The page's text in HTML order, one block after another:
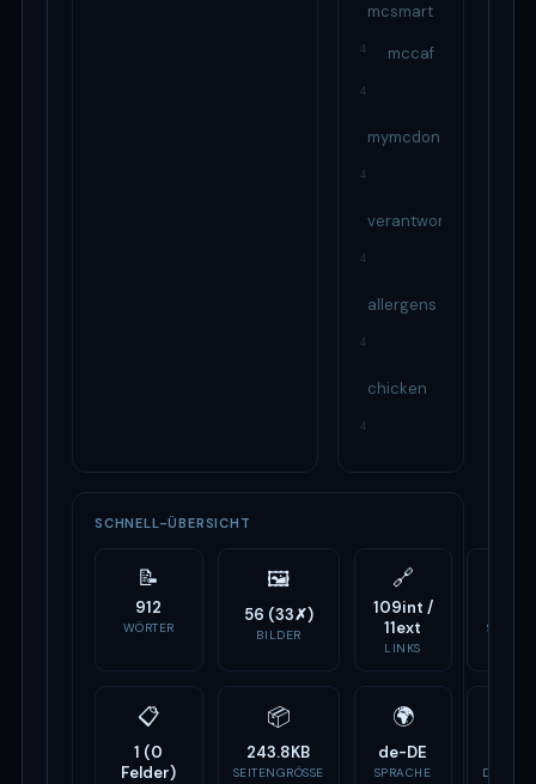
mcsmart
4 mccaf
4
mymcdonald
4
verantwortung
4
allergens
4
chicken
4
SCHNELL-ÜBERSICHT
📝
912
WÖRTER
🖼
56 (33✗)
BILDER
🔗
109int /
11ext
LINKS
SCRIPTS
📋
1 (0
Felder)
📦
243.8KB
SEITENGRÖSSE
🌍
de-DE
SPRACHE